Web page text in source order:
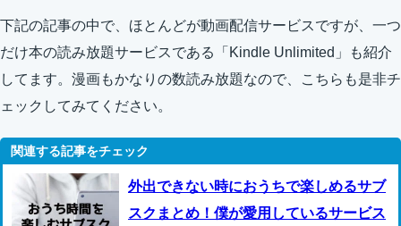
下記の記事の中で、ほとんどが動画配信サービスですが、一つ
だけ本の読み放題サービスである「Kindle Unlimited」も紹介
してます。漫画もかなりの数読み放題なので、こちらも是非チ
ェックしてみてください。
外出できない時におうちで楽しめるサブ
スクまとめ！僕が愛用しているサービス